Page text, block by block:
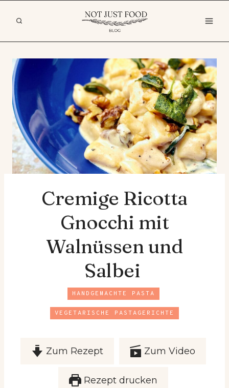
Inhalt
springen
Cremige Ricotta
Gnocchi mit
Walnüssen und
Salbei
HANDGEMACHTE PASTA
VEGETARISCHE PASTAGERICHTE
Zum Rezept Zum Video
Rezept drucken